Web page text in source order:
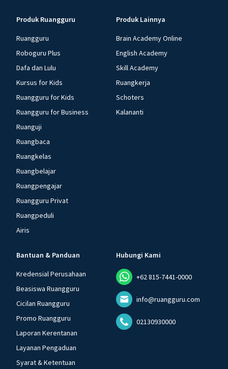
Produk Ruangguru
Ruangguru
Roboguru Plus
Dafa dan Lulu
Kursus for Kids
Ruangguru for Kids
Ruangguru for Business
Ruanguji
Ruangbaca
Ruangkelas
Ruangbelajar
Ruangpengajar
Ruangguru Privat
Ruangpeduli
Airis
Produk Lainnya
Brain Academy Online
English Academy
Skill Academy
Ruangkerja
Schoters
Kalananti
Bantuan & Panduan
Kredensial Perusahaan
Beasiswa Ruangguru
Cicilan Ruangguru
Promo Ruangguru
Laporan Kerentanan
Layanan Pengaduan
Syarat & Ketentuan
Hubungi Kami
+62 815-7441-0000
info@ruangguru.com
02130930000